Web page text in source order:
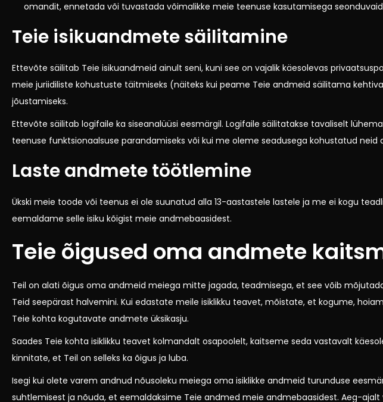
omandit, ennetada või tuvastada võimalikke meie teenuse kasutamisega
Teie isikuandmete säilitamine
Ettevõte säilitab Teie isikuandmeid ainult seni, kuni see on vajalik käesolevas
meie juriidiliste kohustuste täitmiseks (näiteks kui peame Teie andmeid säilitama
jõustamiseks.
Ettevõte säilitab logifaile ka siseanalüüsi eesmärgil. Logifaile säilitatakse tavaliselt
teenuse funktsionaalsuse parandamiseks või kui me oleme seadusega kohustatud neid
Laste andmete töötlemine
Ükski meie toode või teenus ei ole suunatud alla 13-aastastele lastele ja me ei kogu
eemaldame selle isiku kõigist meie andmebaasidest.
Teie õigused oma andmete
Teil on alati õigus oma andmeid meiega mitte jagada, teadmisega, et see võib
Teid seepärast halvemini. Kui edastate meile isiklikku teavet, mõistate, et kogume,
Teie kohta kogutavate andmete üksikasju.
Saades Teie kohta isiklikku teavet kolmandalt osapoolelt, kaitseme seda vastavalt
kinnitate, et Teil on selleks ka õigus ja luba.
Isegi kui olete varem andnud nõusoleku meiega oma isiklikke andmeid turunduse
suhtlemisest ja nõuda, et eemaldaksime Teie andmed meie andmebaasidest. Aeg-